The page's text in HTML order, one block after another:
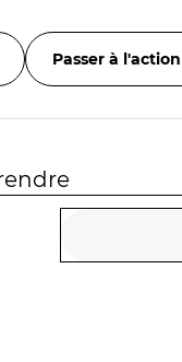
Passer à l'action